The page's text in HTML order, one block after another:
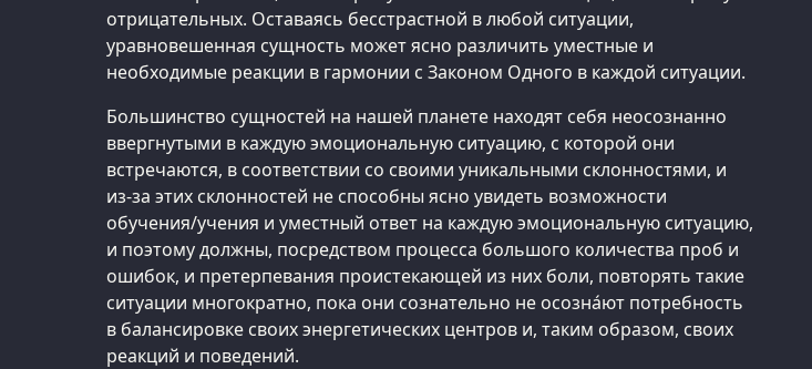
отрицательных. Оставаясь бесстрастной в любой ситуации,
уравновешенная сущность может ясно различить уместные и
необходимые реакции в гармонии с Законом Одного в каждой ситуации.
Большинство сущностей на нашей планете находят себя неосознанно
ввергнутыми в каждую эмоциональную ситуацию, с которой они
встречаются, в соответствии со своими уникальными склонностями, и
из-за этих склонностей не способны ясно увидеть возможности
обучения/учения и уместный ответ на каждую эмоциональную ситуацию,
и поэтому должны, посредством процесса большого количества проб и
ошибок, и претерпевания проистекающей из них боли, повторять такие
ситуации многократно, пока они сознательно не осозна́ют потребность
в балансировке своих энергетических центров и, таким образом, своих
реакций и поведений.